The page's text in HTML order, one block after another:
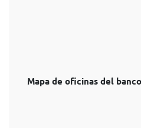
Mapa de oficinas del